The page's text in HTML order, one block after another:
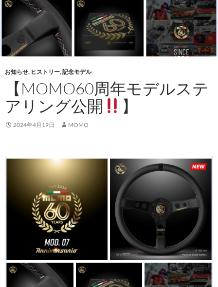
お知らせ, ヒストリー,記念モデル
【MOMO60周年モデルステ
アリング公開
】
2024年4月19日 MOMO